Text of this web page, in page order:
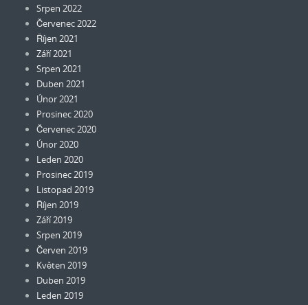
Srpen 2022
Červenec 2022
Říjen 2021
Září 2021
Srpen 2021
Duben 2021
Únor 2021
Prosinec 2020
Červenec 2020
Únor 2020
Leden 2020
Prosinec 2019
Listopad 2019
Říjen 2019
Září 2019
Srpen 2019
Červen 2019
Květen 2019
Duben 2019
Leden 2019